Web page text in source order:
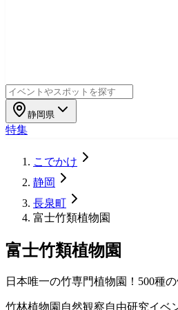
静岡県
特集
こでかけ
静岡
長泉町
富士竹類植物園
富士竹類植物園
日本唯一の竹専門植物園！500種
竹林植物園 自然観察自由研究イベ